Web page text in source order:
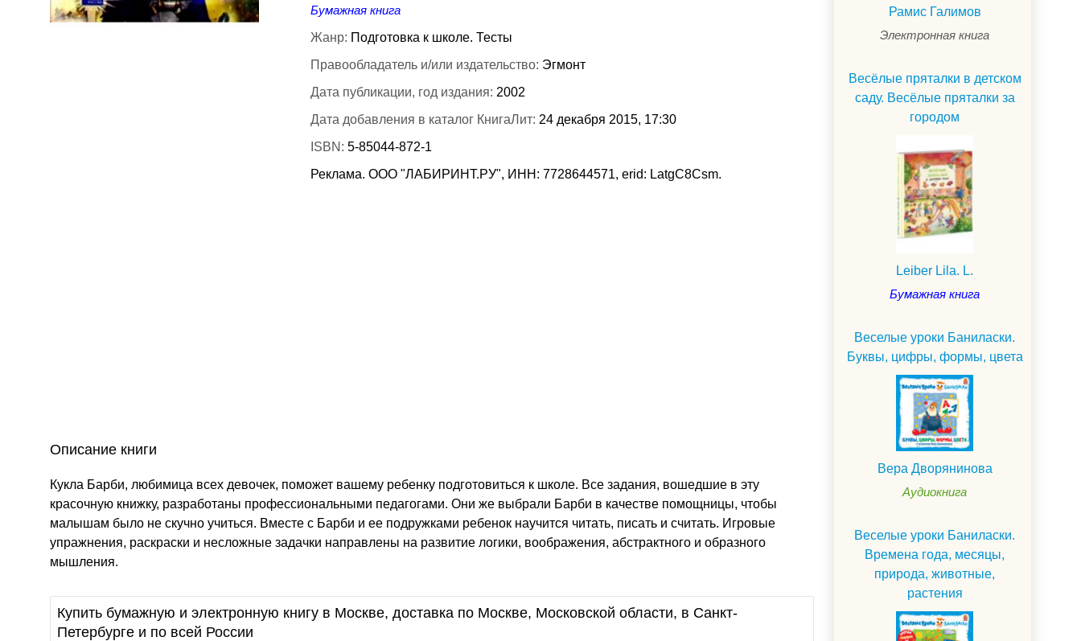
Бумажная книга
Жанр: Подготовка к школе. Тесты
Правообладатель и/или издательство: Эгмонт
Дата публикации, год издания: 2002
Дата добавления в каталог КнигаЛит: 24 декабря 2015, 17:30
ISBN: 5-85044-872-1
Реклама. ООО "ЛАБИРИНТ.РУ", ИНН: 7728644571, erid: LatgC8Csm.
Описание книги
Кукла Барби, любимица всех девочек, поможет вашему ребенку подготовиться к школе. Все задания, вошедшие в эту
красочную книжку, разработаны профессиональными педагогами. Они же выбрали Барби в качестве помощницы, чтобы
малышам было не скучно учиться. Вместе с Барби и ее подружками ребенок научится читать, писать и считать. Игровые
упражнения, раскраски и несложные задачки направлены на развитие логики, воображения, абстрактного и образного
мышления.
Купить бумажную и электронную книгу в Москве, доставка по Москве, Московской области, в Санкт-
Петербурге и по всей России
Рамис Галимов
Электронная книга
Весёлые пряталки в детском
саду. Весёлые пряталки за
городом
Leiber Lila. L.
Бумажная книга
Веселые уроки Баниласки.
Буквы, цифры, формы, цвета
Вера Дворянинова
Аудиокнига
Веселые уроки Баниласки.
Времена года, месяцы,
природа, животные,
растения